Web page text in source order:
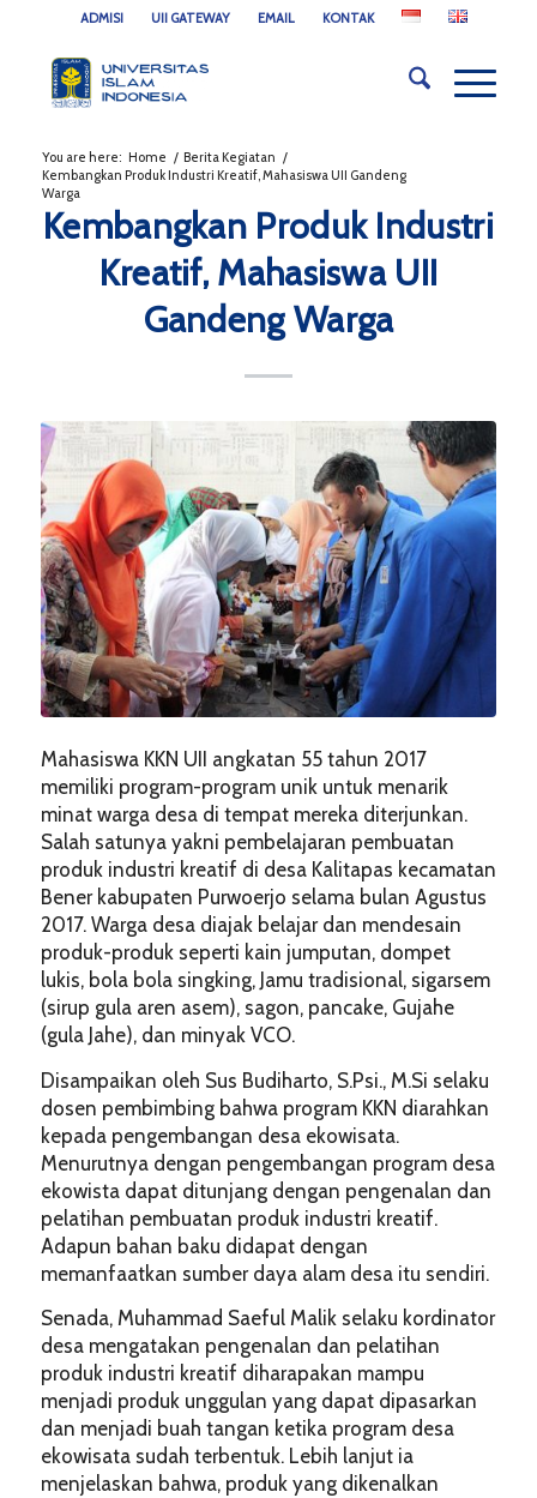
ADMISI UII GATEWAY EMAIL KONTAK
You are here: Home / Berita Kegiatan /
Kembangkan Produk Industri Kreatif, Mahasiswa UII Gandeng
Warga
Kembangkan Produk Industri
Kreatif, Mahasiswa UII
Gandeng Warga
Mahasiswa KKN UII angkatan 55 tahun 2017
memiliki program-program unik untuk menarik
minat warga desa di tempat mereka diterjunkan.
Salah satunya yakni pembelajaran pembuatan
produk industri kreatif di desa Kalitapas kecamatan
Bener kabupaten Purwoerjo selama bulan Agustus
2017. Warga desa diajak belajar dan mendesain
produk-produk seperti kain jumputan, dompet
lukis, bola bola singking, Jamu tradisional, sigarsem
(sirup gula aren asem), sagon, pancake, Gujahe
(gula Jahe), dan minyak VCO.
Disampaikan oleh Sus Budiharto, S.Psi., M.Si selaku
dosen pembimbing bahwa program KKN diarahkan
kepada pengembangan desa ekowisata.
Menurutnya dengan pengembangan program desa
ekowista dapat ditunjang dengan pengenalan dan
pelatihan pembuatan produk industri kreatif.
Adapun bahan baku didapat dengan
memanfaatkan sumber daya alam desa itu sendiri.
Senada, Muhammad Saeful Malik selaku kordinator
desa mengatakan pengenalan dan pelatihan
produk industri kreatif diharapakan mampu
menjadi produk unggulan yang dapat dipasarkan
dan menjadi buah tangan ketika program desa
ekowisata sudah terbentuk. Lebih lanjut ia
menjelaskan bahwa, produk yang dikenalkan